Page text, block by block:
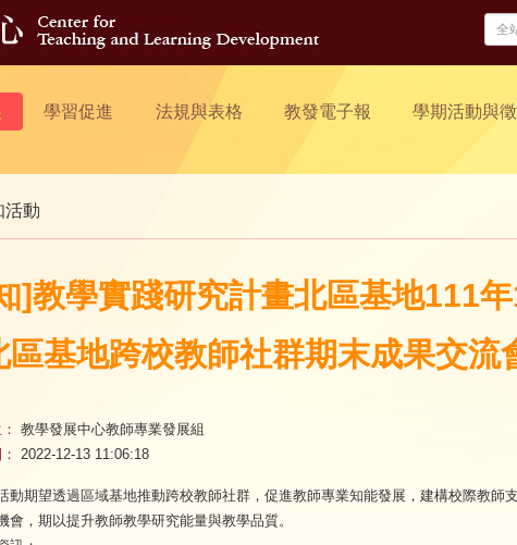
學習促進 法規與表格 教發電子報 學期活動與
活動
]教學實踐研究計畫北區基地111
區基地跨校教師社群期末成果交流
教學發展中心教師專業發展組
2022-12-13 11:06:18
動期望透過區域基地推動跨校教師社群，促進教師專業知能發展，建構校際教師
會，期以提升教師教學研究能量與教學品質。